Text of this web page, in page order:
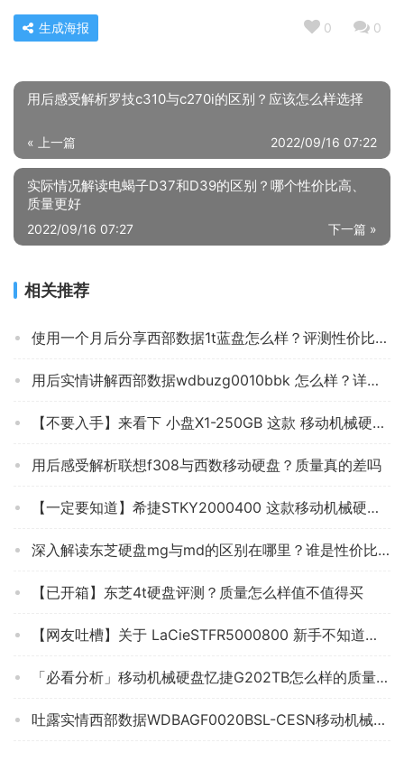
0 0
生成海报
用后感受解析罗技c310与c270i的区别？应该怎么样选择
« 上一篇 2022/09/16 07:22
相关推荐
使用一个月后分享西部数据1t蓝盘怎么样？评测性价比高吗
用后实情讲解西部数据wdbuzg0010bbk 怎么样？详细评测报告
【不要入手】来看下 小盘X1-250GB 这款 移动机械硬盘质量真的忽悠？评测怎么样！
用后感受解析联想f308与西数移动硬盘？质量真的差吗
【一定要知道】希捷STKY2000400 这款移动机械硬盘质量怎么样不好？为什么买家这样评价！
深入解读东芝硬盘mg与md的区别在哪里？谁是性价比之王
【已开箱】东芝4t硬盘评测？质量怎么样值不值得买
【网友吐槽】关于 LaCieSTFR5000800 新手不知道的真相，评测这款移动机械硬盘质量怎么样！
「必看分析」移动机械硬盘忆捷G202TB怎么样的质量，评测为什么这样？
吐露实情西部数据WDBAGF0020BSL-CESN移动机械硬盘评测结果怎么样？不值得买吗？